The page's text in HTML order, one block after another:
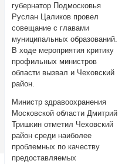
губернатор Подмосковья
Руслан Цаликов провел
совещание с главами
муниципальных образований.
В ходе мероприятия критику
профильных министров
области вызвал и Чеховский
район.
Министр здравоохранения
Московской области Дмитрий
Тришкин отметил Чеховский
район среди наиболее
проблемных по качеству
предоставляемых